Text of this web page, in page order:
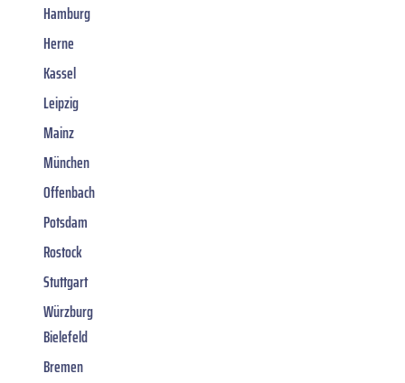
Hamburg
Herne
Kassel
Leipzig
Mainz
München
Offenbach
Potsdam
Rostock
Stuttgart
Würzburg
Bielefeld
Bremen